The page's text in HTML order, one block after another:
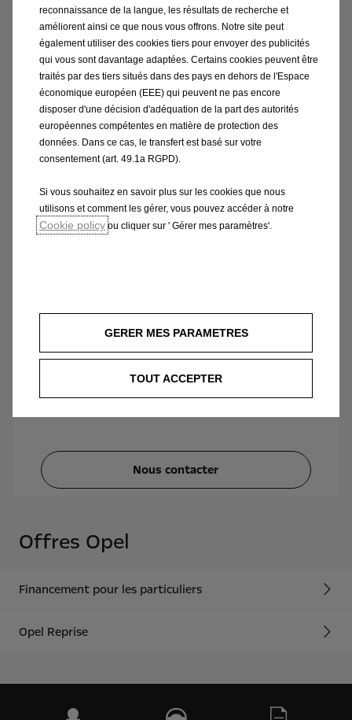
QUELS AVANTAGES POUR VOUS ?
Déduire les loyers de votre résultat
imposable
Passer l’ensemble de vos loyers, y compris
d’exploitation
La trésorerie est préservée en étalant le
entreprise maintenue en comptabilisant
votre véhicule hors bilan
Pas d’avance de TVA : en crédit bail
Nous contacter
Offres Opel
Financement pour les particuliers
Opel Reprise
reconnaissance de la langue, les résultats de recherche et
améliorent ainsi ce que nous vous offrons. Notre site peut
également utiliser des cookies tiers pour envoyer des publicités
qui vous sont davantage adaptées. Certains cookies peuvent être
traités par des tiers situés dans des pays en dehors de l'Espace
économique européen (EEE) qui peuvent ne pas encore
disposer d'une décision d'adéquation de la part des autorités
européennes compétentes en matière de protection des
données. Dans ce cas, le transfert est basé sur votre
consentement (art. 49.1a RGPD).
Si vous souhaitez en savoir plus sur les cookies que nous
utilisons et comment les gérer, vous pouvez accéder à notre
Cookie policy ou cliquer sur ' Gérer mes paramètres'.
GERER MES PARAMETRES
TOUT ACCEPTER